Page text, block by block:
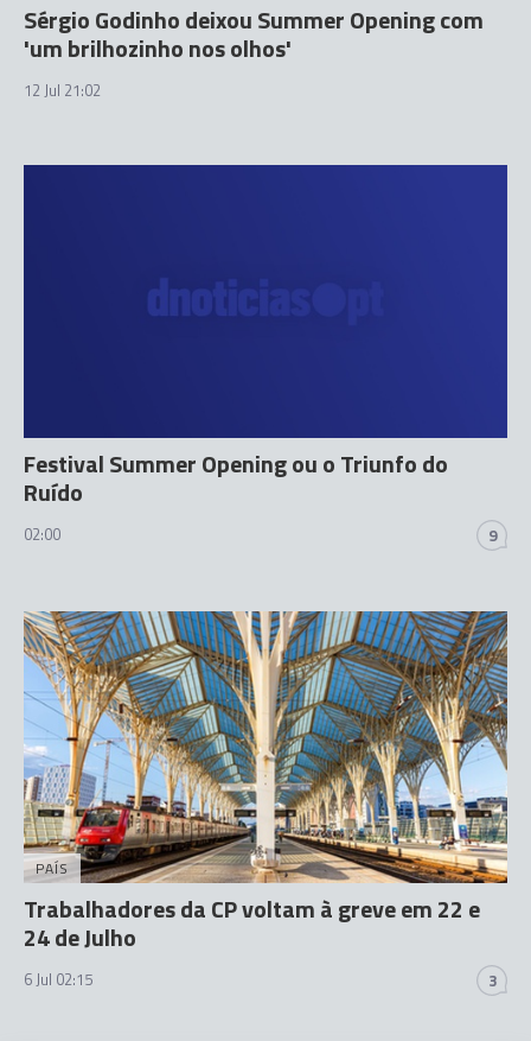
Sérgio Godinho deixou Summer Opening com
'um brilhozinho nos olhos'
12 Jul 21:02
Festival Summer Opening ou o Triunfo do
Ruído
02:00 9
PAÍS
Trabalhadores da CP voltam à greve em 22 e
24 de Julho
6 Jul 02:15 3